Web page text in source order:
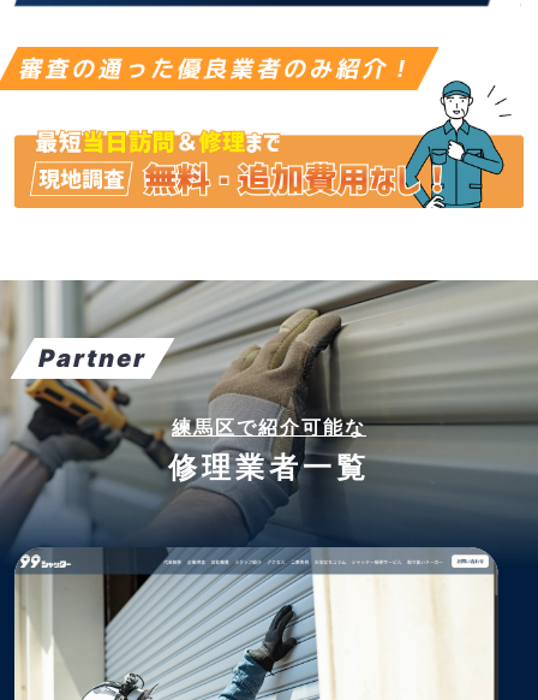
審査の通った優良業者のみ紹介！
Partner
練馬区で紹介可能な
修理業者一覧